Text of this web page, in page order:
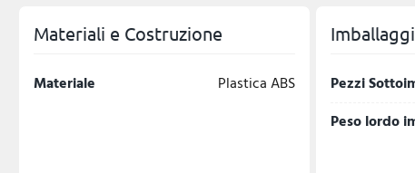
Materiali e Costruzione
Materiale Plastica ABS Pezzi
Peso lordo